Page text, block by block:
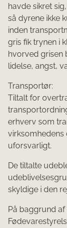
havde sikret
så dyrene ikke
inden
gris fik trynen i
hvorved grisen
lidelse, angst,
Transportør:
Tiltalt for
erhverv som
virksomhedens
uforsvarligt.
De tiltalte
skyldige i den
På baggrund